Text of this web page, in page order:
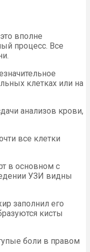
вполне
процесс. Все
клетках или на
анализов крови,
все клетки
в основном с
УЗИ видны
заполнил его
кисты
боли в правом